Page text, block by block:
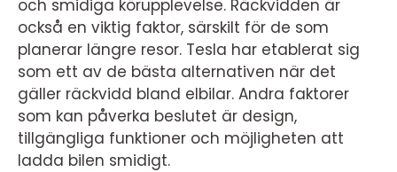
och smidiga körupplevelse. Räckvidden är
också en viktig faktor, särskilt för de som
planerar längre resor. Tesla har etablerat sig
som ett av de bästa alternativen när det
gäller räckvidd bland elbilar. Andra faktorer
som kan påverka beslutet är design,
tillgängliga funktioner och möjligheten att
ladda bilen smidigt.